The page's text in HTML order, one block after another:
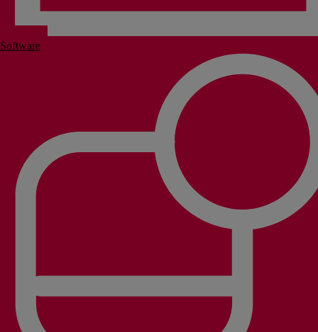
Software